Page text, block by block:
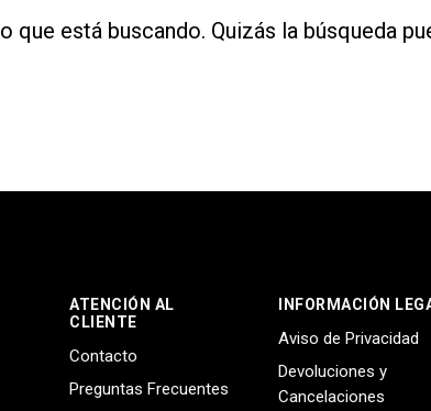
está buscando. Quizás la búsqueda
ATENCIÓN AL
CLIENTE
Contacto
Preguntas Frecuentes
INFORMACIÓN
Aviso de Privacidad
Devoluciones y
Cancelaciones